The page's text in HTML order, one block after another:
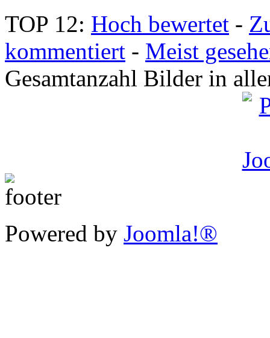
TOP 12: Hoch bewertet -
kommentiert - Meist
Gesamtanzahl Bilder in
Powered by Joomla!®